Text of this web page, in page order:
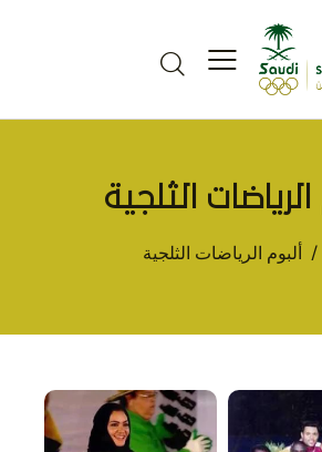
الرياضات الثلجية
ألبوم الرياضات الثلجية